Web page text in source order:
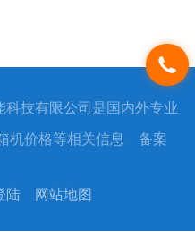
技有限公司是国内外专业
机价格等相关信息 备案
陆 网站地图